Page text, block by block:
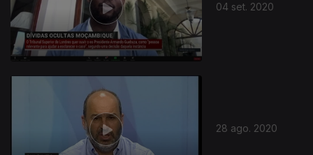
04 set. 2020
28 ago. 2020